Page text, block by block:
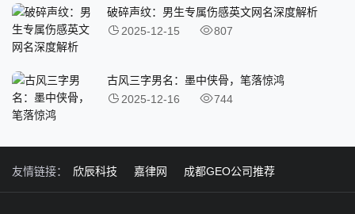
破碎声纹：男生专属伤感英文网名深度解析
2025-12-15
807
古风三字男名：墨中侠骨，笔落惊鸿
2025-12-16
744
友情链接： 欣辰科技 嘉律网 成都GEO公司推荐